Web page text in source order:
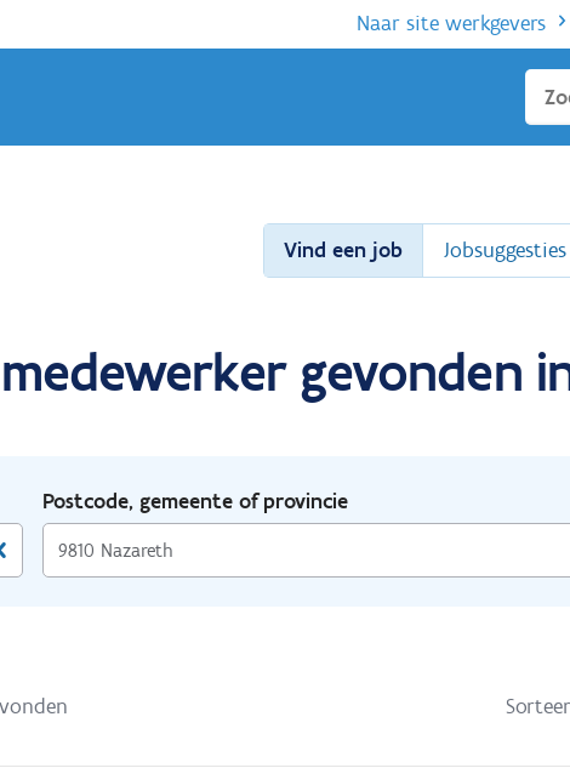
Naar site werkgevers
Vind een job Jobsuggesties
gevonden
Postcode, gemeente of provincie